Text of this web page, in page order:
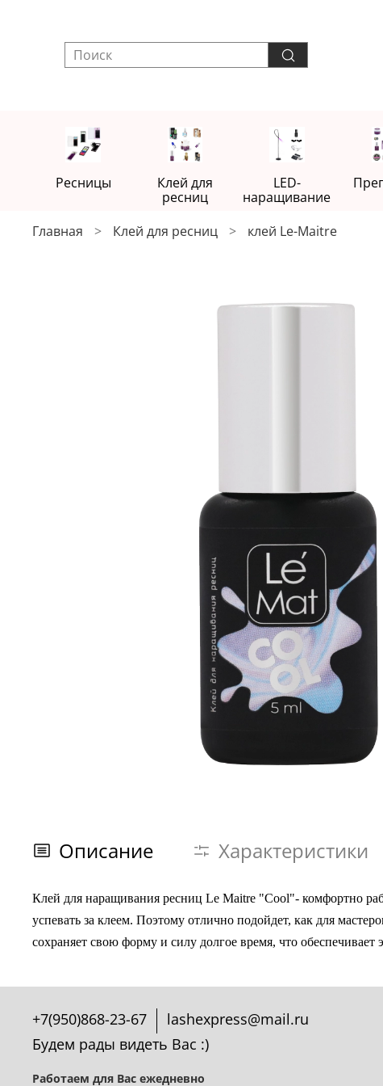
Ресницы
Клей для
ресниц
LED-
наращивание
Главная Клей для ресниц клей Le-Maitre
Описание Характеристики
Клей для наращивания ресниц Le Maitre "Cool"- комфортно
успевать за клеем. Поэтому отлично подойдет, как для
сохраняет свою форму и силу долгое время, что обеспечивает
+7(950)868-23-67
lashexpress@mail.ru
Будем рады видеть Вас :)
Работаем для Вас ежедневно